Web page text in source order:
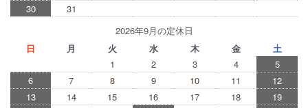
30
31
2026年9月の定休日
日
月 火 水 木 金
土
1
2 3 4
5
6
7 8 9 10 11
12
13
14 15 16 17 18
19